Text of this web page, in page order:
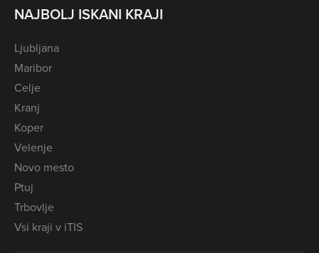
NAJBOLJ ISKANI KRAJI
Ljubljana
Maribor
Celje
Kranj
Koper
Velenje
Novo mesto
Ptuj
Trbovlje
Vsi kraji v iTIS